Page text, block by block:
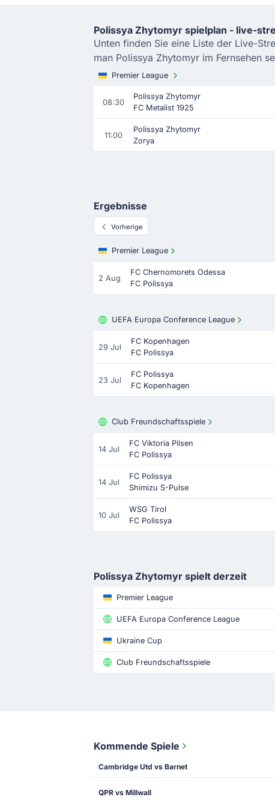
Polissya Zhytomyr spielplan - live-
Unten finden Sie eine Liste der Live-
man Polissya Zhytomyr im Fernsehen
Premier League
08:30
Polissya Zhytomyr
FC Metalist 1925
11:00
Polissya Zhytomyr
Zorya
Ergebnisse
Vorherige
Premier League
2 Aug
FC Chernomorets Odessa
FC Polissya
UEFA Europa Conference League
29 Jul
FC Kopenhagen
FC Polissya
23 Jul
FC Polissya
FC Kopenhagen
Club Freundschaftsspiele
14 Jul
FC Viktoria Pilsen
FC Polissya
14 Jul
FC Polissya
Shimizu S-Pulse
10 Jul
WSG Tirol
FC Polissya
Polissya Zhytomyr spielt derzeit
Premier League
UEFA Europa Conference League
Ukraine Cup
Club Freundschaftsspiele
Kommende Spiele
Cambridge Utd vs Barnet
QPR vs Millwall